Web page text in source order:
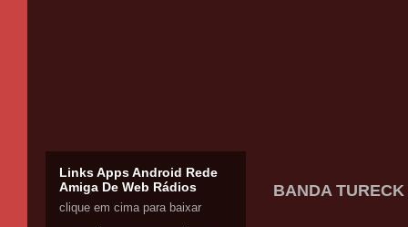
BANDA
Links Apps Android Rede
Amiga De Web Rádios
clique em cima para baixar